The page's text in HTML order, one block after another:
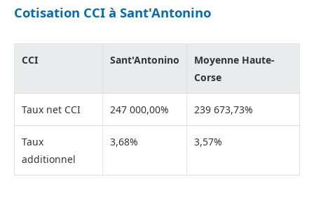
Cotisation CCI à Sant'Antonino
CCI Sant'Antonino
Moyenne Haute-
Corse
Taux net CCI 247 000,00% 239 673,73%
Taux
additionnel
3,68% 3,57%